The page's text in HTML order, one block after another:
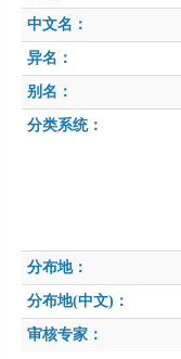
中文名：
异名：
别名：
分类系统：
分布地：
分布地(中文)：
审核专家：